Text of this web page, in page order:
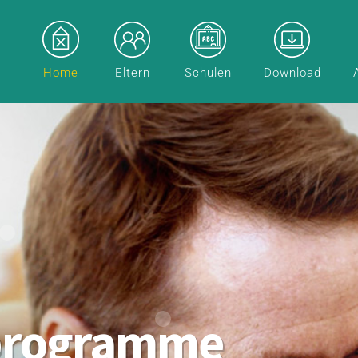
Home Eltern Schulen Download